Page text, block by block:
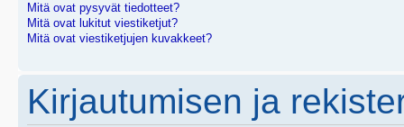
Mitä ovat pysyvät tiedotteet?
Mitä ovat lukitut viestiketjut?
Mitä ovat viestiketjujen kuvakkeet?
Kirjautumisen ja